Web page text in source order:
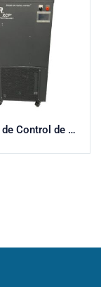
Sistema de Control de Aire del Motor (EACS)